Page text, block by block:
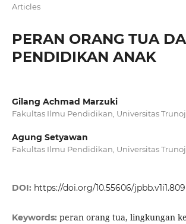
Articles
PERAN ORANG TUA
PENDIDIKAN ANAK
Gilang Achmad Marzuki
Fakultas Ilmu Pendidikan, Universitas
Agung Setyawan
Fakultas Ilmu Pendidikan, Universitas
DOI: https://doi.org/10.55606/jpbb.v1i1.809
Keywords: peran orang tua, lingkungan